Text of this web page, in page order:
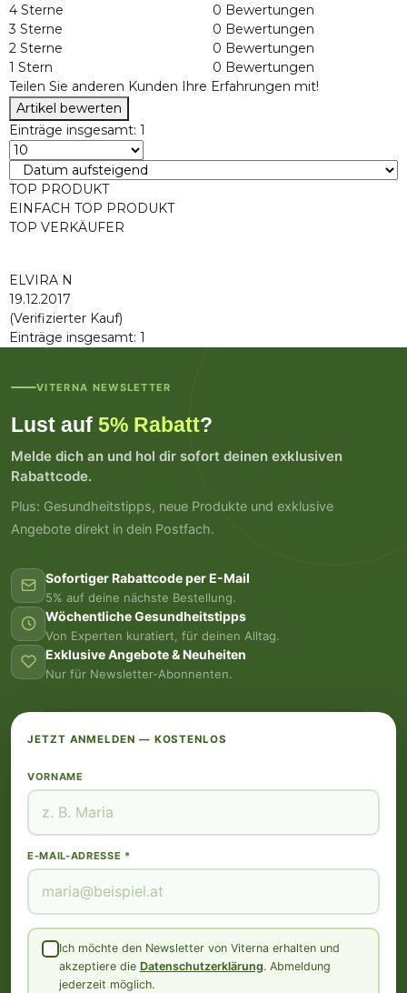
4 Sterne
0 Bewertungen
3 Sterne
0 Bewertungen
2 Sterne
0 Bewertungen
1 Stern
0 Bewertungen
Teilen Sie anderen Kunden Ihre Erfahrungen mit!
Artikel bewerten
Einträge insgesamt: 1
TOP PRODUKT
EINFACH TOP PRODUKT
TOP VERKÄUFER
ELVIRA N
19.12.2017
(Verifizierter Kauf)
Einträge insgesamt: 1
VITERNA NEWSLETTER
Lust auf 5% Rabatt?
Melde dich an und hol dir sofort deinen exklusiven
Rabattcode.
Plus: Gesundheitstipps, neue Produkte und exklusive
Angebote direkt in dein Postfach.
Sofortiger Rabattcode per E-Mail
5% auf deine nächste Bestellung.
Wöchentliche Gesundheitstipps
Von Experten kuratiert, für deinen Alltag.
Exklusive Angebote & Neuheiten
Nur für Newsletter-Abonnenten.
JETZT ANMELDEN — KOSTENLOS
VORNAME
E-MAIL-ADRESSE *
Ich möchte den Newsletter von Viterna erhalten und
akzeptiere die Datenschutzerklärung. Abmeldung
jederzeit möglich.